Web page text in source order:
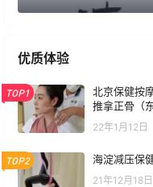
优质体验
TOP1
北京保健按
推拿正骨（
22年1月12日
TOP2 海淀减压保
21年12月18日